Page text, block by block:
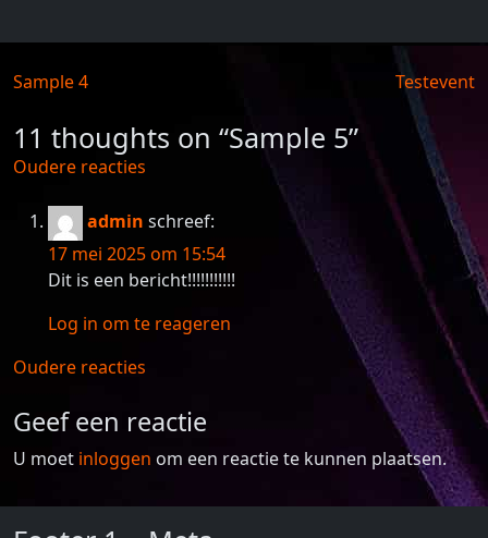
Berichtnavigatie
Sample 4 Testevent
11 thoughts on “Sample 5”
Reacties
navigatie
Oudere reacties
admin schreef:
17 mei 2025 om 15:54
Dit is een bericht!!!!!!!!!!!
Log in om te reageren
Reacties
navigatie
Oudere reacties
Geef een reactie
U moet inloggen om een reactie te kunnen plaatsen.